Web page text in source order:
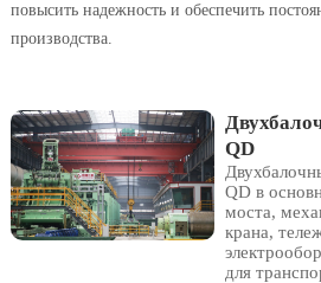
повысить надежность и обеспечить
производства.
QD
QD в
моста,
крана,
для